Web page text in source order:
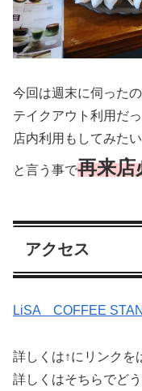
今回は週末に伺った
テイクアウト利用だ
店内利用もしてみたい
と言う事で再来店
アクセス
LiSA COFFEE
詳しくは↑にリンクを
詳しくはそちらでどう